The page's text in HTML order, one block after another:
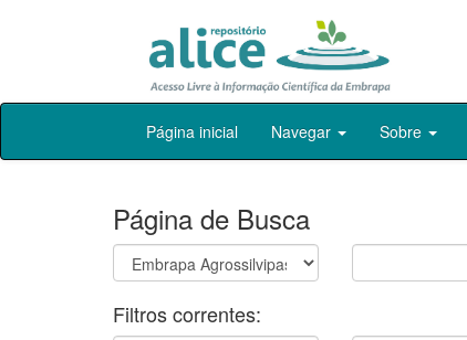
Skip
Página inicial Navegar Sobre
Página de Busca
Filtros correntes: